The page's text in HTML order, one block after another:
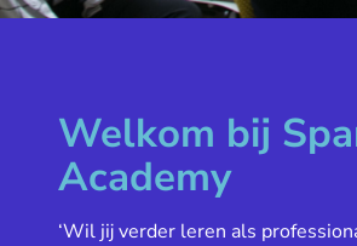
Welkom bij
Academy
‘Wil jij verder leren als